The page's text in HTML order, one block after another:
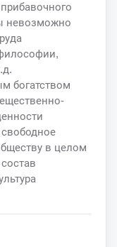
невозможно
богатством
в целом